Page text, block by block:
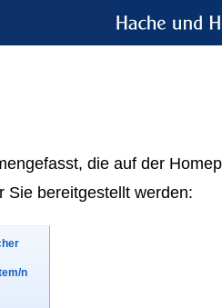
die auf der
Sie bereitgestellt werden:
n